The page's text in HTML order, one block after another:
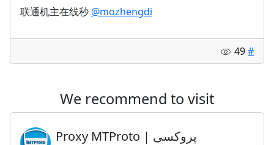
联通机主在线秒 @mozhengdi
49#
We recommend to visit
Proxy MTProto | پروکسی